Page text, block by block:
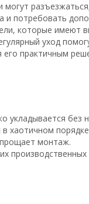
потребовать
которые имеют
уход
практичным
укладывается без
хаотичном
монтаж.